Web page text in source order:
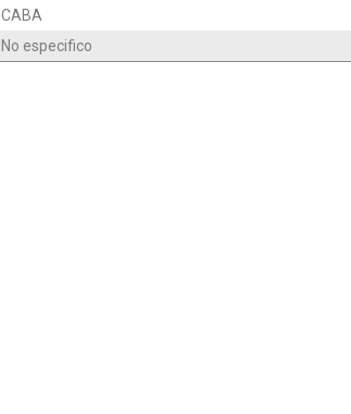
CABA
No especifico